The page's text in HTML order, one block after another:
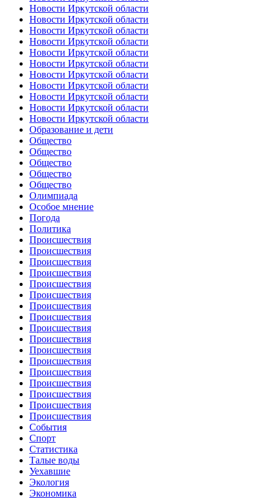
Новости Иркутской области
Новости Иркутской области
Новости Иркутской области
Новости Иркутской области
Новости Иркутской области
Новости Иркутской области
Новости Иркутской области
Новости Иркутской области
Новости Иркутской области
Новости Иркутской области
Новости Иркутской области
Образование и дети
Общество
Общество
Общество
Общество
Общество
Олимпиада
Особое мнение
Погода
Политика
Происшествия
Происшествия
Происшествия
Происшествия
Происшествия
Происшествия
Происшествия
Происшествия
Происшествия
Происшествия
Происшествия
Происшествия
Происшествия
Происшествия
Происшествия
Происшествия
Происшествия
События
Спорт
Статистика
Талые воды
Уехавшие
Экология
Экономика